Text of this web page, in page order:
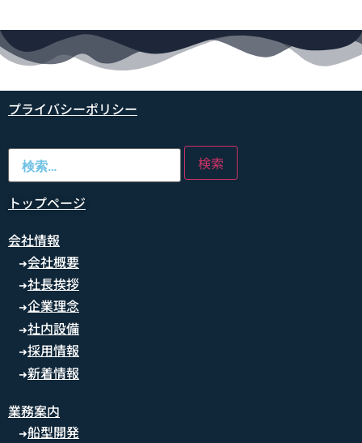
プライバシーポリシー
トップページ
会社情報
➜会社概要
➜社長挨拶
➜企業理念
➜社内設備
➜採用情報
➜新着情報
業務案内
➜船型開発